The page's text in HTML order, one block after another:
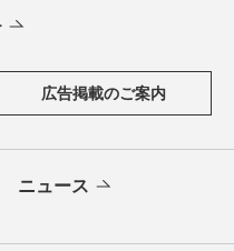
広告掲載のご案内
ニュース